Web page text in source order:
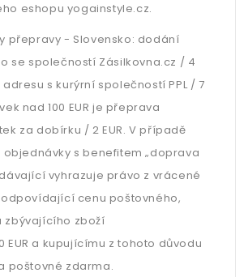
eshopu yogainstyle.cz.
přepravy - Slovensko: dodání
se společností Zásilkovna.cz / 4
adresu s kurýrní společností PPL / 7
nad 100 EUR je přeprava
za dobírku / 2 EUR. V případě
s benefitem „doprava
vyhrazuje právo z vrácené
cenu poštovného,
zbývajícího zboží
EUR a kupujícímu z tohoto důvodu
poštovné zdarma.